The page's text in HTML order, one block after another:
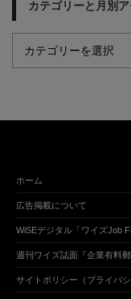
カテゴリーと月別
ホーム
広告掲載について
WiSEデジタル「ワイズJob
週刊ワイズ誌面『企業有料
サイトポリシー（プライバシ